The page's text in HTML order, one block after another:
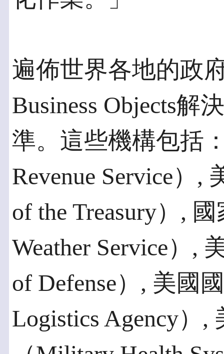
遍佈世界各地的政
Business Objects解
準。這些機構包括
Revenue Service）,
of the Treasury）,
Weather Service）,
of Defense）, 美國
Logistics Agency）